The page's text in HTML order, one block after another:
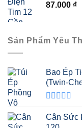
87.000 ₫
Sản Phẩm Yêu
Bao Ép
(Twin-
hạng 5.00
sao
Cân Sức